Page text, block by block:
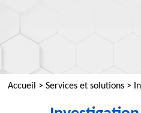
Accueil >Services et solutions >